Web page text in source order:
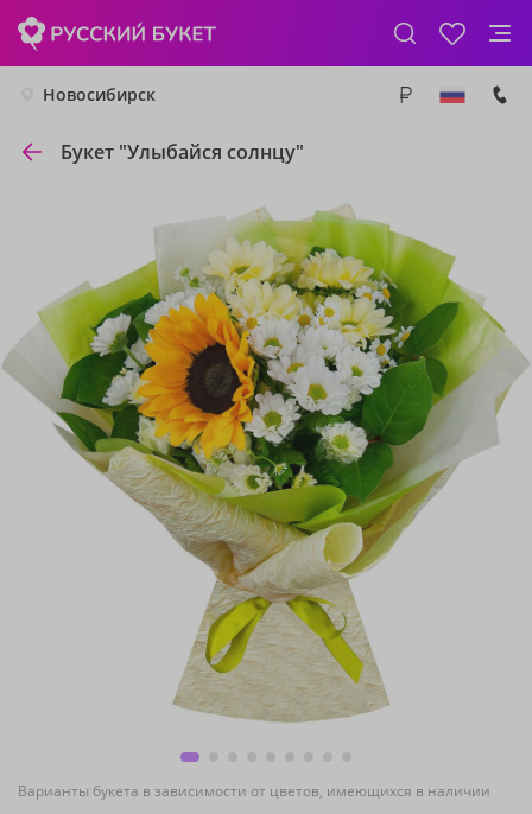
Новосибирск
Букет "Улыбайся солнцу"
Варианты букета в зависимости от цветов, имеющихся в наличии